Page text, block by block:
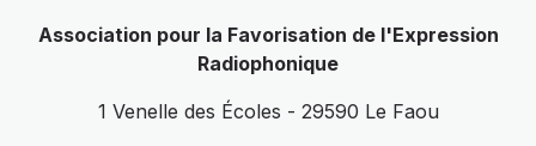
Association pour la Favorisation de l'Expression
Radiophonique
1 Venelle des Écoles - 29590 Le Faou